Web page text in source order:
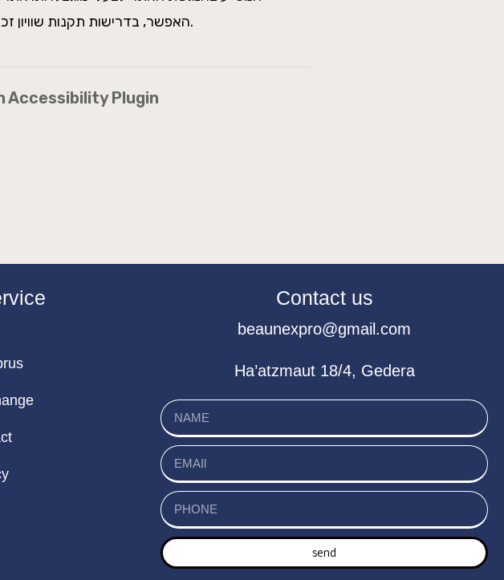
האפשר, בדרישות תקנות שוויון זכויות לאנשים עם מוגבלות (התאמות נגישות לשירות), התשע"ג 2013.
Accessibility Plugin
Contact us
beaunexpro@gmail.com
Ha’atzmaut 18/4, Gedera
send